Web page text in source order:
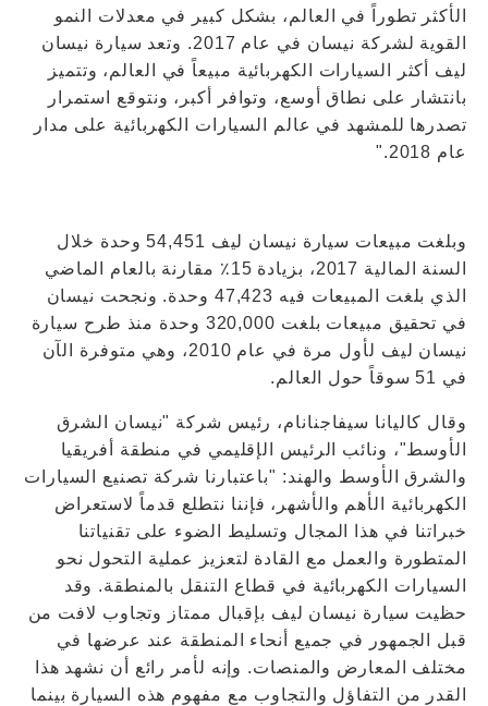
الأكثر تطوراً في العالم، بشكل كبير في معدلات النمو
القوية لشركة نيسان في عام 2017. وتعد سيارة نيسان
ليف أكثر السيارات الكهربائية مبيعاً في العالم، وتتميز
بانتشار على نطاق أوسع، وتوافر أكبر، ونتوقع استمرار
تصدرها للمشهد في عالم السيارات الكهربائية على مدار
عام 2018."
وبلغت مبيعات سيارة نيسان ليف 54,451 وحدة خلال
السنة المالية 2017، بزيادة 15٪ مقارنة بالعام الماضي
الذي بلغت المبيعات فيه 47,423 وحدة. ونجحت نيسان
في تحقيق مبيعات بلغت 320,000 وحدة منذ طرح سيارة
نيسان ليف لأول مرة في عام 2010، وهي متوفرة الآن
في 51 سوقاً حول العالم.
وقال كاليانا سيفاجنانام، رئيس شركة "نيسان الشرق
الأوسط"، ونائب الرئيس الإقليمي في منطقة أفريقيا
والشرق الأوسط والهند: "باعتبارنا شركة تصنيع السيارات
الكهربائية الأهم والأشهر، فإننا نتطلع قدماً لاستعراض
خبراتنا في هذا المجال وتسليط الضوء على تقنياتنا
المتطورة والعمل مع القادة لتعزيز عملية التحول نحو
السيارات الكهربائية في قطاع التنقل بالمنطقة. وقد
حظيت سيارة نيسان ليف بإقبال ممتاز وتجاوب لافت من
قبل الجمهور في جميع أنحاء المنطقة عند عرضها في
مختلف المعارض والمنصات. وإنه لأمر رائع أن نشهد هذا
القدر من التفاؤل والتجاوب مع مفهوم هذه السيارة بينما